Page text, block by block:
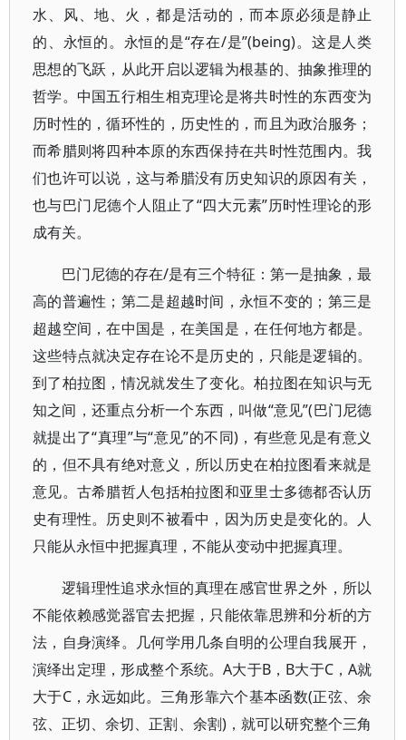
水、风、地、火，都是活动的，而本原必须是静止
的、永恒的。永恒的是“存在/是”(being)。这是人类
思想的飞跃，从此开启以逻辑为根基的、抽象推理的
哲学。中国五行相生相克理论是将共时性的东西变为
历时性的，循环性的，历史性的，而且为政治服务；
而希腊则将四种本原的东西保持在共时性范围内。我
们也许可以说，这与希腊没有历史知识的原因有关，
也与巴门尼德个人阻止了“四大元素”历时性理论的形
成有关。
巴门尼德的存在/是有三个特征：第一是抽象，最
高的普遍性；第二是超越时间，永恒不变的；第三是
超越空间，在中国是，在美国是，在任何地方都是。
这些特点就决定存在论不是历史的，只能是逻辑的。
到了柏拉图，情况就发生了变化。柏拉图在知识与无
知之间，还重点分析一个东西，叫做“意见”(巴门尼德
就提出了“真理”与“意见”的不同)，有些意见是有意义
的，但不具有绝对意义，所以历史在柏拉图看来就是
意见。古希腊哲人包括柏拉图和亚里士多德都否认历
史有理性。历史则不被看中，因为历史是变化的。人
只能从永恒中把握真理，不能从变动中把握真理。
逻辑理性追求永恒的真理在感官世界之外，所以
不能依赖感觉器官去把握，只能依靠思辨和分析的方
法，自身演绎。几何学用几条自明的公理自我展开，
演绎出定理，形成整个系统。A大于B，B大于C，A就
大于C，永远如此。三角形靠六个基本函数(正弦、余
弦、正切、余切、正割、余割)，就可以研究整个三角